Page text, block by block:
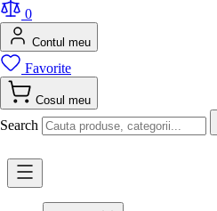
0
Contul meu
Favorite
Cosul meu
Search